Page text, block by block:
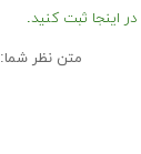
اینجا ثبت کنید.
متن نظر شما: